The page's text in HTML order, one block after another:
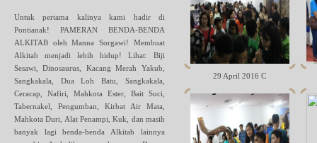
Untuk pertama kalinya kami hadir di
Pontianak! PAMERAN BENDA-BENDA
ALKITAB oleh Manna Sorgawi! Membuat
Alkitab menjadi lebih hidup! Lihat: Biji
Sesawi, Dinosaurus, Kacang Merah Yakub,
Sangkakala, Dua Loh Batu, Sangkakala,
Ceracap, Nafiri, Mahkota Ester, Bait Suci,
Tabernakel, Pengumban, Kirbat Air Mata,
Mahkota Duri, Alat Penampi, Kuk, dan masih
banyak lagi benda-benda Alkitab lainnya
29 April 2016 C